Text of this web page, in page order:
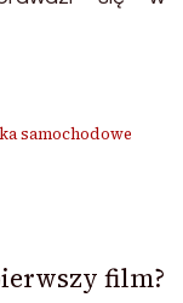
samochodowe
film?